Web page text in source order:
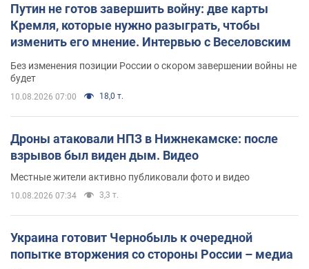
Путин не готов завершить войну: две карты
Кремля, которые нужно разыграть, чтобы
изменить его мнение. Интервью с Веселовским
Без изменения позиции России о скором завершении войны не
будет
10.08.2026 07:00 18,0 т.
Дроны атаковали НПЗ в Нижнекамске: после
взрывов был виден дым. Видео
Местные жители активно публиковали фото и видео
10.08.2026 07:34 3,3 т.
Украина готовит Чернобыль к очередной
попытке вторжения со стороны России – медиа